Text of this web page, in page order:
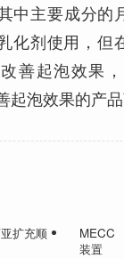
中主要成分的
化剂使用，但
善起泡效果
泡效果的产品
扩充顺
MECC
装置